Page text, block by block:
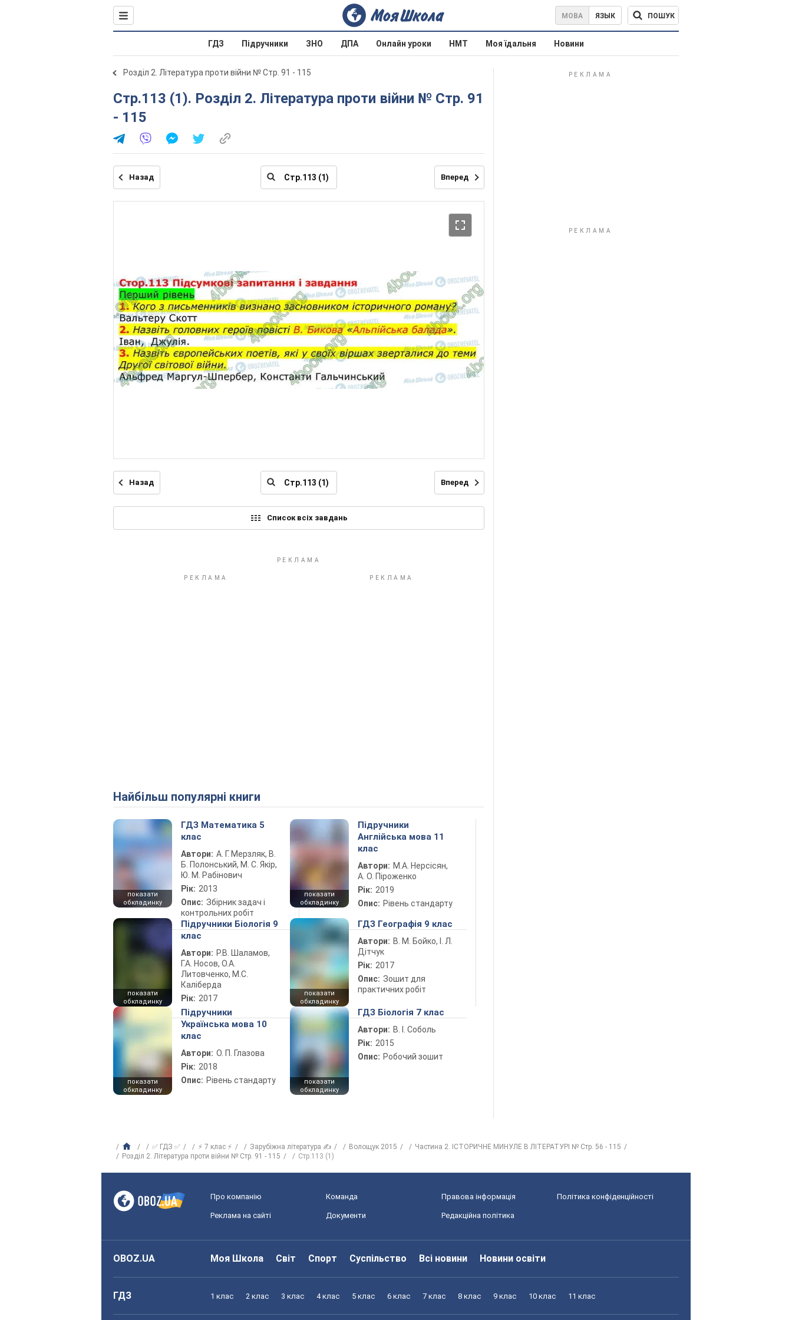
МОВА ЯЗЫК ПОШУК
ГДЗ Підручники ЗНО ДПА Онлайн уроки НМТ Моя їдальня Новини
Розділ 2. Література проти війни № Стр. 91 - 115
Стр.113 (1). Розділ 2. Література проти війни № Стр. 91
- 115
Назад Вперед
Назад Вперед
Список всіх завдань
Найбільш популярні книги
показати
обкладинку
ГДЗ Математика 5
клас
Автори: А. Г. Мерзляк, В.
Б. Полонський, М. С. Якір,
Ю. М. Рабінович
Рік: 2013
Опис: Збірник задач і
контрольних робіт
показати
обкладинку
Підручники
Англійська мова 11
клас
Автори: М.А. Нерсісян,
А. О. Піроженко
Рік: 2019
Опис: Рівень стандарту
показати
обкладинку
Підручники Біологія 9
клас
Автори: Р.В. Шаламов,
Г.А. Носов, О.А.
Литовченко, М.С.
Каліберда
Рік: 2017
показати
обкладинку
ГДЗ Географія 9 клас
Автори: В. М. Бойко, І. Л.
Дітчук
Рік: 2017
Опис: Зошит для
практичних робіт
показати
обкладинку
Підручники
Українська мова 10
клас
Автори: О. П. Глазова
Рік: 2018
Опис: Рівень стандарту
показати
обкладинку
ГДЗ Біологія 7 клас
Автори: В. І. Соболь
Рік: 2015
Опис: Робочий зошит
✅ ГДЗ ✅ ⚡ 7 клас ⚡ Зарубіжна література ✍ Волощук 2015
Частина 2. ІСТОРИЧНЕ МИНУЛЕ В ЛІТЕРАТУРІ № Стр. 56 - 115
Розділ 2. Література проти війни № Стр. 91 - 115
Стр.113 (1)
Про компанію Команда Правова інформація Політика конфіденційності
Реклама на сайті Документи Редакційна політика
OBOZ.UA Моя Школа Світ Спорт Суспільство Всі новини Новини освіти
ГДЗ 1 клас 2 клас 3 клас 4 клас 5 клас 6 клас 7 клас 8 клас 9 клас 10 клас 11 клас